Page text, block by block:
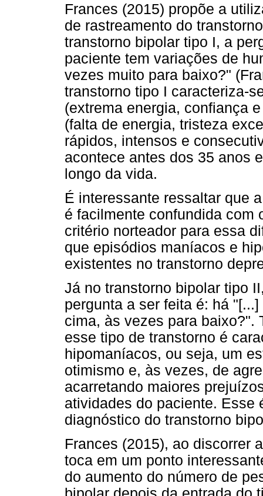
Frances (2015) propõe a
de rastreamento do
transtorno bipolar tipo I, a
paciente tem variações de
vezes muito para baixo?"
transtorno tipo I caracteriza-
(extrema energia, confiança
(falta de energia, tristeza
rápidos, intensos e
acontece antes dos 35 anos
longo da vida.
É interessante ressaltar que
é facilmente confundida com
critério norteador para essa
que episódios maníacos e
existentes no transtorno
Já no transtorno bipolar tipo
pergunta a ser feita é: há
cima, às vezes para baixo?".
esse tipo de transtorno é
hipomaníacos, ou seja, um
otimismo e, às vezes, de
acarretando maiores
atividades do paciente. Esse
diagnóstico do transtorno
Frances (2015), ao discorrer
toca em um ponto
do aumento do número de